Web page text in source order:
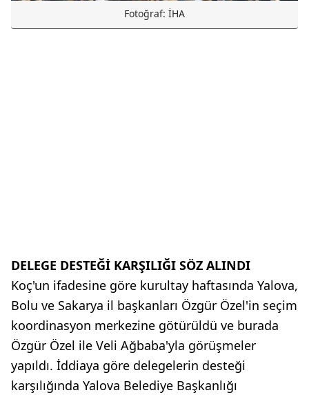
Fotoğraf: İHA
DELEGE DESTEĞİ KARŞILIĞI SÖZ ALINDI
Koç'un ifadesine göre kurultay haftasında Yalova,
Bolu ve Sakarya il başkanları Özgür Özel'in seçim
koordinasyon merkezine götürüldü ve burada
Özgür Özel ile Veli Ağbaba'yla görüşmeler
yapıldı. İddiaya göre delegelerin desteği
karşılığında Yalova Belediye Başkanlığı